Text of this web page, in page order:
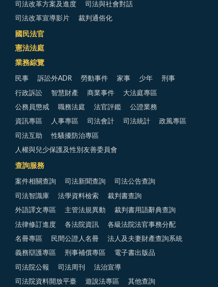
司法改革方案及進度 司法與社會對話
司法改革宣導影片 裁判通俗化
國民法官
憲法法庭
業務綜覽
民事 訴訟外ADR 勞動事件 家事 少年 刑事
行政訴訟 智慧財產 商業事件 大法庭專區
公務員懲戒 職務法庭 法官評鑑 公證業務
資訊專區 人事專區 司法會計 司法統計 政風專區
司法互助 性騷擾防治專區
人權與兒少保護及性別友善委員會
查詢服務
案件相關查詢 司法新聞查詢 司法公告查詢
司法智識庫 法學資料檢索 裁判書查詢
外語譯文專區 主管法規異動 裁判書用語辭典查詢
法律修訂進度 各法院資訊 各級法院法官事務分配
名冊專區 民間公證人名冊 法人及夫妻財產查詢系統
義務辯護專區 刑事補償專區 電子書出版品
司法院公報 司法周刊 法治宣導
司法院資料開放平臺 遊說法專區 其他查詢